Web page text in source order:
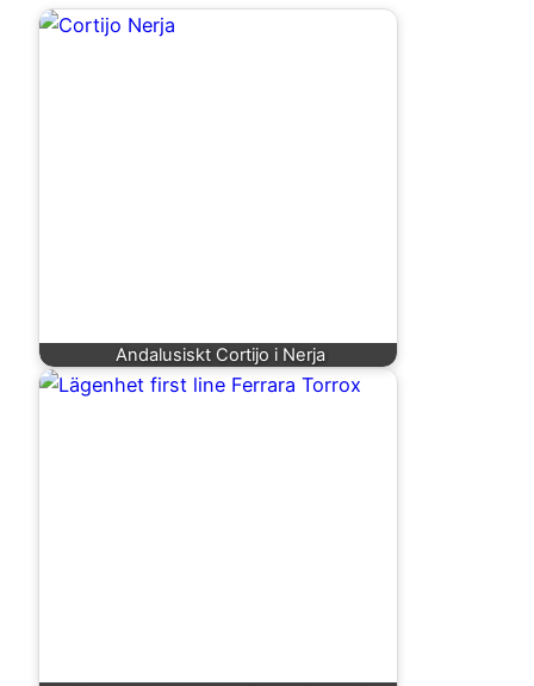
Andalusiskt Cortijo i Nerja